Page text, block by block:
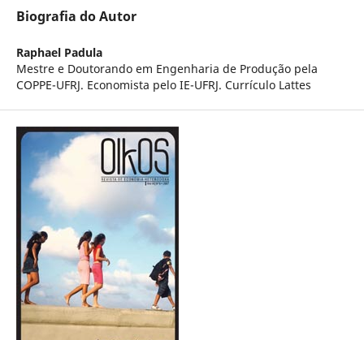
Biografia do Autor
Raphael Padula
Mestre e Doutorando em Engenharia de Produção pela
COPPE-UFRJ. Economista pelo IE-UFRJ. Currículo Lattes